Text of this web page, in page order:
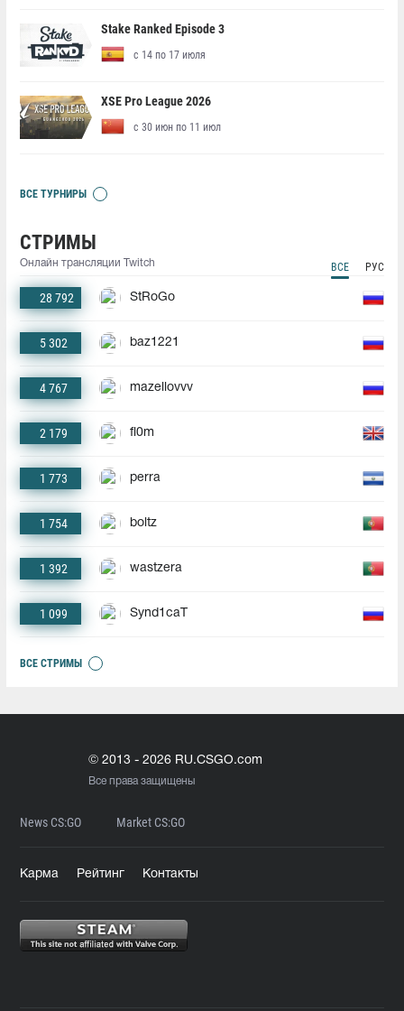
Stake Ranked Episode 3
с 14 по 17 июля
XSE Pro League 2026
с 30 июн по 11 июл
ВСЕ ТУРНИРЫ
СТРИМЫ
Онлайн трансляции Twitch ВСЕ РУС
28 792 StRoGo
5 302 baz1221
4 767 mazellovvv
2 179 fl0m
1 773 perra
1 754 boltz
1 392 wastzera
1 099 Synd1caT
ВСЕ СТРИМЫ
© 2013 - 2026 RU.CSGO.com
Все права защищены
News CS:GO Market CS:GO
Карма Рейтинг Контакты